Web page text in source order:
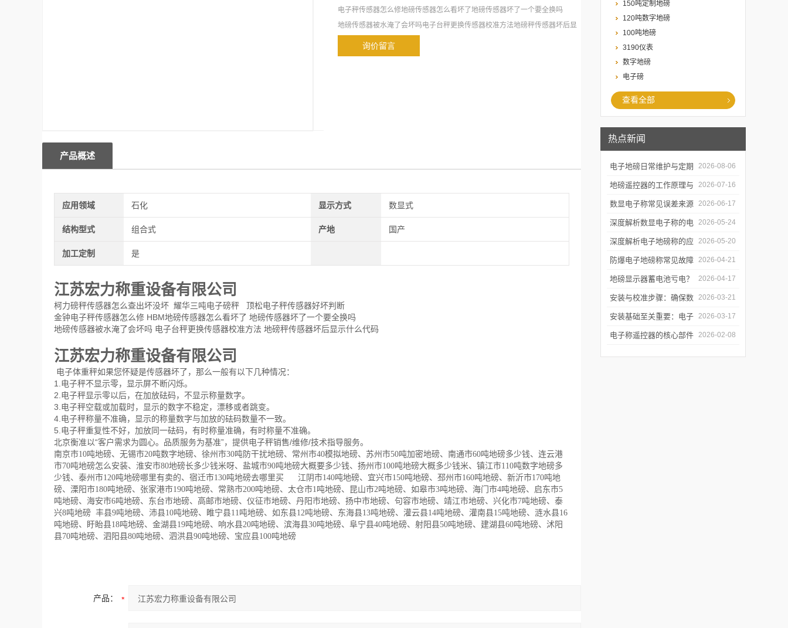
150吨定制地磅
120吨数字地磅
100吨地磅
3190仪表
数字地磅
电子磅
查看全部
热点新闻
电子地磅日常维护与定期
检定制度：每季度自检、
每年法定检定与数据追溯
管理
2026-08-06
地磅遥控器的工作原理与
信号链路拆解：从射频发
射到称重干扰
2026-07-16
数显电子称常见误差来源
分析与软件滤波算法实现
2026-06-17
深度解析数显电子称的电
磁平衡传感原理与实操调
修
2026-05-24
深度解析电子地磅称的应
变片传感机制与防雷击实
操
2026-05-20
防爆电子地磅称常见故障
排查与日常维护指南
2026-04-21
地磅显示器蓄电池亏电？
教你延长待机时间的技巧
2026-04-17
安装与校准步骤：确保数
显电子称开箱即准
2026-03-21
安装基础至关重要：电子
地磅称的选址与基坑施工
2026-03-17
电子称遥控器的核心部件 2026-02-08
电子秤传感器怎么修地磅传感器怎么看坏了地磅传感器坏了一个要全换吗
地磅传感器被水淹了会坏吗电子台秤更换传感器校准方法地磅秤传感器坏后显
示什么代码
询价留言
产品概述
应用领域 石化 显示方式 数显式
结构型式 组合式 产地 国产
加工定制 是
江苏宏力称重设备有限公司
柯力磅秤传感器怎么查出坏没坏 耀华三吨电子磅秤 顶松电子秤传感器好坏判断
金钟电子秤传感器怎么修 HBM地磅传感器怎么看坏了 地磅传感器坏了一个要全换吗
地磅传感器被水淹了会坏吗 电子台秤更换传感器校准方法 地磅秤传感器坏后显示什么代码
江苏宏力称重设备有限公司
电子体重秤如果您怀疑是传感器坏了，那么一般有以下几种情况：
1.电子秤不显示零，显示屏不断闪烁。
2.电子秤显示零以后，在加放砝码，不显示称量数字。
3.电子秤空载或加载时，显示的数字不稳定，漂移或者跳变。
4.电子秤称量不准确，显示的称量数字与加放的砝码数量不一致。
5.电子秤重复性不好，加放同一砝码，有时称量准确，有时称量不准确。
北京衡准以“客户需求为圆心。品质服务为基准”，提供电子秤销售/维修/技术指导服务。
南京市10吨地磅、无锡市20吨数字地磅、徐州市30吨防干扰地磅、常州市40模拟地磅、苏州市50吨加密地磅、南通市60吨地磅多少钱、连云港
市70吨地磅怎么安装、淮安市80地磅长多少钱米呀、盐城市90吨地磅大概要多少钱、扬州市100吨地磅大概多少钱米、镇江市110吨数字地磅多
少钱、泰州市120吨地磅哪里有卖的、宿迁市130吨地磅去哪里买 江阴市140吨地磅、宜兴市150吨地磅、邳州市160吨地磅、新沂市170吨地
磅、溧阳市180吨地磅、张家港市190吨地磅、常熟市200吨地磅、太仓市1吨地磅、昆山市2吨地磅、如皋市3吨地磅、海门市4吨地磅、启东市5
吨地磅、海安市6吨地磅、东台市地磅、高邮市地磅、仪征市地磅、丹阳市地磅、扬中市地磅、句容市地磅、靖江市地磅、兴化市7吨地磅、泰
兴8吨地磅 丰县9吨地磅、沛县10吨地磅、睢宁县11吨地磅、如东县12吨地磅、东海县13吨地磅、灌云县14吨地磅、灌南县15吨地磅、涟水县16
吨地磅、盱眙县18吨地磅、金湖县19吨地磅、响水县20吨地磅、滨海县30吨地磅、阜宁县40吨地磅、射阳县50吨地磅、建湖县60吨地磅、沭阳
县70吨地磅、泗阳县80吨地磅、泗洪县90吨地磅、宝应县100吨地磅
产品：